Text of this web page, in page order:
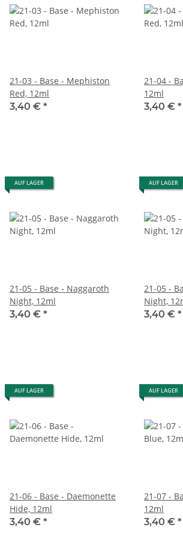
21-03 - Base - Mephiston
Red, 12ml
3,40 € *
21-04 -
12ml
3,40 € *
AUF LAGER
21-05 - Base - Naggaroth
Night, 12ml
3,40 € *
AUF LAGER
21-05 -
Night,
3,40 € *
AUF LAGER
21-06 - Base - Daemonette
Hide, 12ml
3,40 € *
AUF LAGER
21-07 -
12ml
3,40 € *